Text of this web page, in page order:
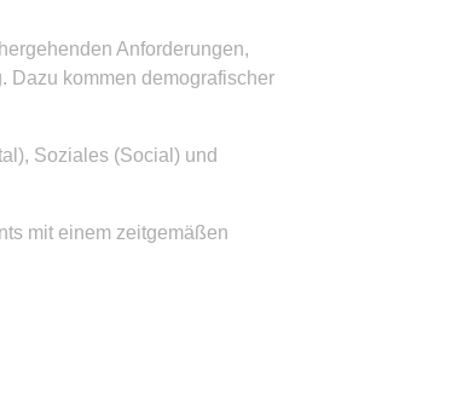
Anforderungen,
Dazu kommen demografischer
Soziales (Social) und
mit einem zeitgemäßen